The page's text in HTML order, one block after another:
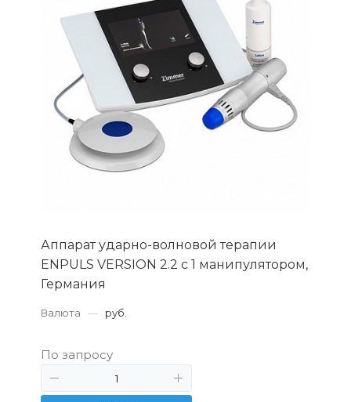
Аппарат ударно-волновой терапии
ENPULS VERSION 2.2 с 1 манипулятором,
Германия
Валюта — руб.
По запросу